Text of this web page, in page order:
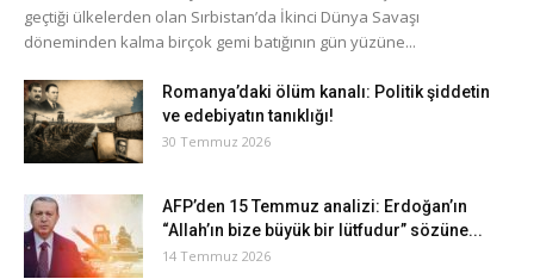
geçtiği ülkelerden olan Sırbistan’da İkinci Dünya Savaşı
döneminden kalma birçok gemi batığının gün yüzüne...
Romanya’daki ölüm kanalı: Politik şiddetin
ve edebiyatın tanıklığı!
30 Temmuz 2026
AFP’den 15 Temmuz analizi: Erdoğan’ın
“Allah’ın bize büyük bir lütfudur” sözüne...
14 Temmuz 2026